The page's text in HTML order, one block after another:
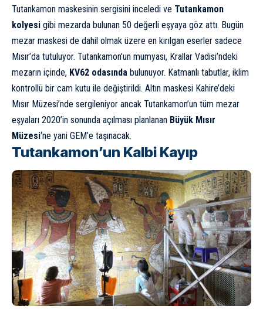
Tutankamon maskesinin sergisini inceledi ve Tutankamon
kolyesi gibi mezarda bulunan 50 değerli eşyaya göz attı. Bugün
mezar maskesi de dahil olmak üzere en kırılgan eserler sadece
Mısır’da tutuluyor. Tutankamon’un mumyası, Krallar Vadisi’ndeki
mezarın içinde, KV62 odasında bulunuyor. Katmanlı tabutlar, iklim
kontrollü bir cam kutu ile değiştirildi. Altın maskesi Kahire’deki
Mısır Müzesi’nde sergileniyor ancak Tutankamon’un tüm mezar
eşyaları 2020’in sonunda açılması planlanan Büyük Mısır
Müzesi‘ne yani GEM’e taşınacak.
Tutankamon’un Kalbi Kayıp